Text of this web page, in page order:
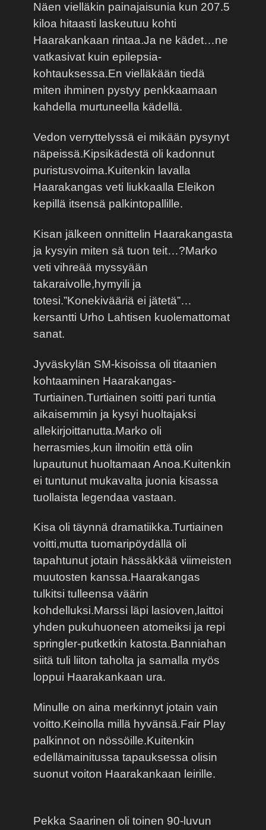
Näen vielläkin painajaisunia kun 207.5
kiloa hitaasti laskeutuu kohti
Haarakankaan rintaa.Ja ne kädet…ne
vatkasivat kuin epilepsia-
kohtauksessa.En vielläkään tiedä
miten ihminen pystyy penkkaamaan
kahdella murtuneella kädellä.
Vedon verryttelyssä ei mikään pysynyt
näpeissä.Kipsikädestä oli kadonnut
puristusvoima.Kuitenkin lavalla
Haarakangas veti liukkaalla Eleikon
kepillä itsensä palkintopallille.
Kisan jälkeen onnittelin Haarakangasta
ja kysyin miten sä tuon teit…?Marko
veti vihreää myssyään
takaraivolle,hymyili ja
totesi.”Konekivääriä ei jätetä”…
kersantti Urho Lahtisen kuolemattomat
sanat.
Jyväskylän SM-kisoissa oli titaanien
kohtaaminen Haarakangas-
Turtiainen.Turtiainen soitti pari tuntia
aikaisemmin ja kysyi huoltajaksi
allekirjoittanutta.Marko oli
herrasmies,kun ilmoitin että olin
lupautunut huoltamaan Anoa.Kuitenkin
ei tuntunut mukavalta juonia kisassa
tuollaista legendaa vastaan.
Kisa oli täynnä dramatiikka.Turtiainen
voitti,mutta tuomaripöydällä oli
tapahtunut jotain hässäkkää viimeisten
muutosten kanssa.Haarakangas
tulkitsi tulleensa väärin
kohdelluksi.Marssi läpi lasioven,laittoi
yhden pukuhuoneen atomeiksi ja repi
springler-putketkin katosta.Banniahan
siitä tuli liiton taholta ja samalla myös
loppui Haarakankaan ura.
Minulle on aina merkinnyt jotain vain
voitto.Keinolla millä hyvänsä.Fair Play
palkinnot on nössöille.Kuitenkin
edellämainitussa tapauksessa olisin
suonut voiton Haarakankaan leirille.
Pekka Saarinen oli toinen 90-luvun